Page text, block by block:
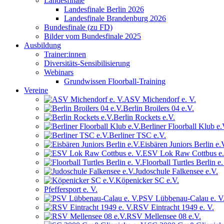
Landesfinale Berlin 2026
Landesfinale Brandenburg 2026
Bundesfinale (zu FD)
Bilder vom Bundesfinale 2025
Ausbildung
Trainer:innen
Diversitäts-Sensibilisierung
Webinars
Grundwissen Floorball-Training
Vereine
ASV Michendorf e. V.
Berlin Broilers 04 e.V.
Berlin Rockets e.V.
Berliner Floorball Klub
Berliner TSC e.V.
Eisbären Juniors Berlin
ESV Lok Raw Cottbus
Floorball Turtles Berlin
Judoschule Falkensee e.V.
Köpenicker SC e.V.
Pfeffersport e. V.
PSV Lübbenau-Calau e. V.
RSV Eintracht 1949 e. V.
RSV Mellensee 08 e.V.